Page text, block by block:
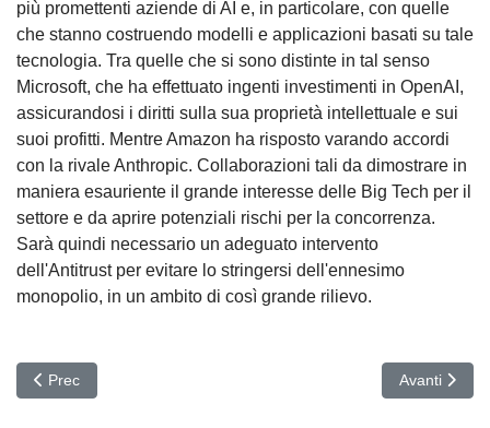
più promettenti aziende di AI e, in particolare, con quelle
che stanno costruendo modelli e applicazioni basati su tale
tecnologia. Tra quelle che si sono distinte in tal senso
Microsoft, che ha effettuato ingenti investimenti in OpenAI,
assicurandosi i diritti sulla sua proprietà intellettuale e sui
suoi profitti. Mentre Amazon ha risposto varando accordi
con la rivale Anthropic. Collaborazioni tali da dimostrare in
maniera esauriente il grande interesse delle Big Tech per il
settore e da aprire potenziali rischi per la concorrenza.
Sarà quindi necessario un adeguato intervento
dell'Antitrust per evitare lo stringersi dell'ennesimo
monopolio, in un ambito di così grande rilievo.
Articolo precedente: Trappola HTML: Windows Search usato per
Prec Articolo
Avanti